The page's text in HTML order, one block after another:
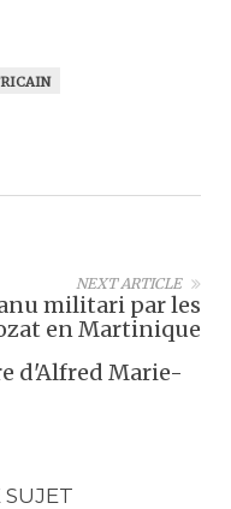
NEXT ARTICLE
militari par les
en Martinique
d'Alfred Marie-
SUJET